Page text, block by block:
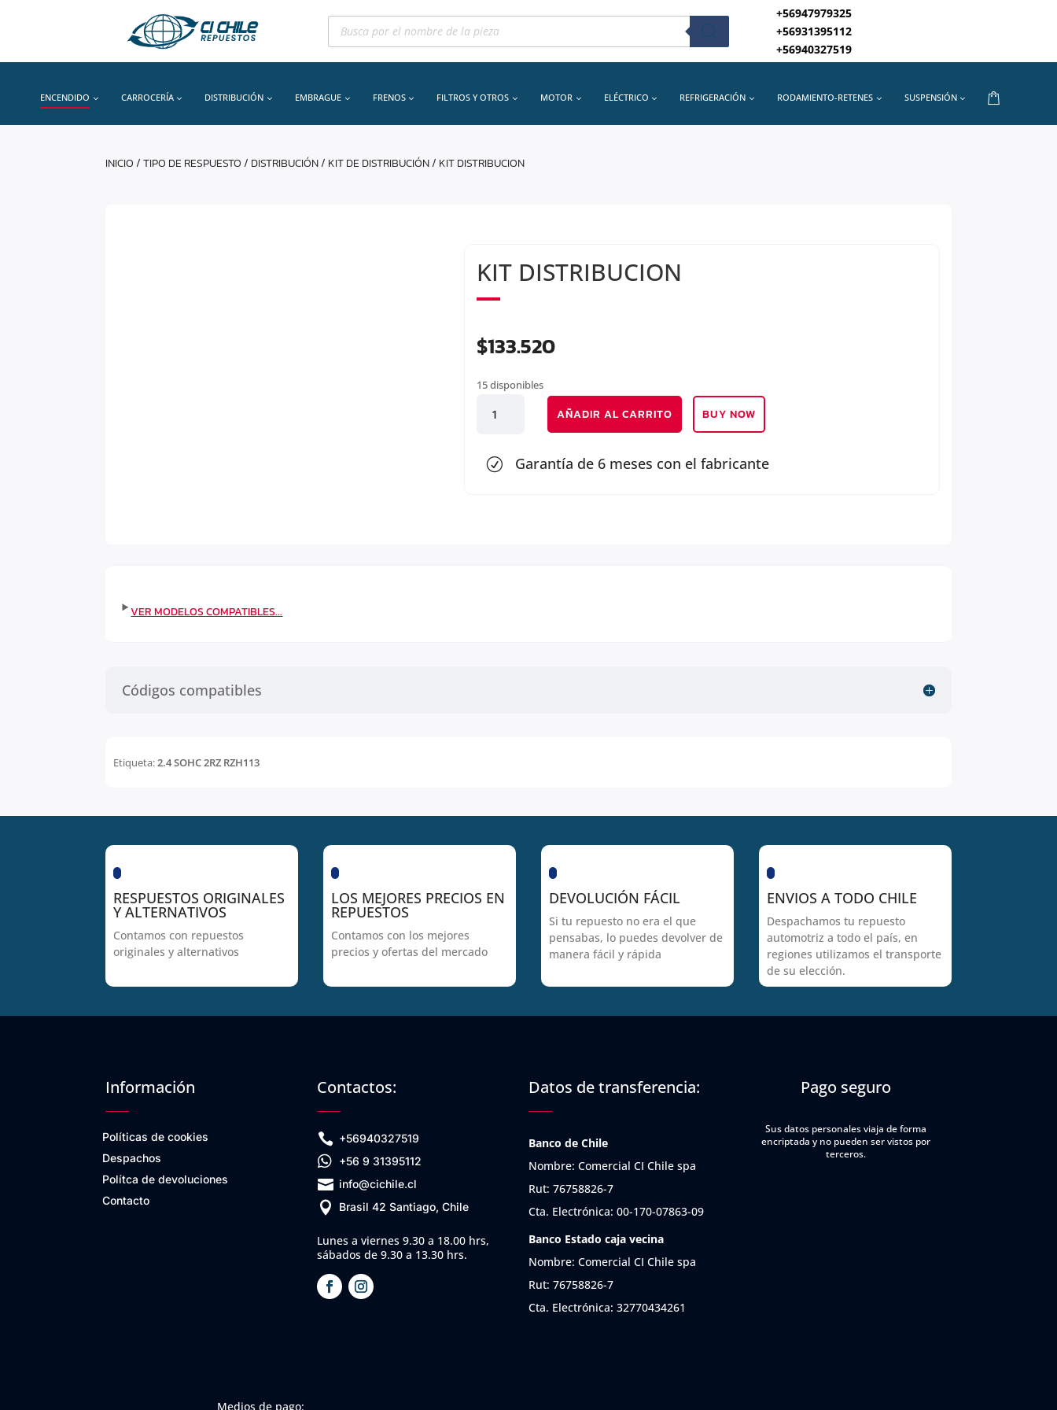
Búsqueda
productos
+56947979325
+56931395112
+56940327519
ENCENDIDO CARROCERÍA DISTRIBUCIÓN EMBRAGUE FRENOS FILTROS Y OTROS MOTOR ELÉCTRICO REFRIGERACIÓN RODAMIENTO-RETENES SUSPENSIÓN
INICIO/TIPO DE RESPUESTO/ DISTRIBUCIÓN/ KIT DE DISTRIBUCIÓN/ KIT DISTRIBUCION
KIT DISTRIBUCION
$133.520
15 disponibles
DISTRIBUCION
AÑADIR AL CARRITO BUY NOW
R Garantía de 6 meses con el fabricante
Códigos compatibles
Etiqueta: 2.4 SOHC 2RZ RZH113
RESPUESTOS ORIGINALES
Y ALTERNATIVOS
Contamos con repuestos
originales y alternativos
LOS MEJORES PRECIOS EN
REPUESTOS
Contamos con los mejores
precios y ofertas del mercado
DEVOLUCIÓN FÁCIL
Si tu repuesto no era el que
pensabas, lo puedes devolver de
manera fácil y rápida
ENVIOS A TODO CHILE
Despachamos tu repuesto
automotriz a todo el país, en
regiones utilizamos el transporte
de su elección.
Información
Políticas de cookies
Despachos
Polítca de devoluciones
Contacto
Contactos:
 +56940327519
 +56 9 31395112
 info@cichile.cl
 Brasil 42 Santiago, Chile
Lunes a viernes 9.30 a 18.00 hrs,
sábados de 9.30 a 13.30 hrs.
Datos de transferencia:
Banco de Chile
Nombre: Comercial CI Chile spa
Rut: 76758826-7
Cta. Electrónica: 00-170-07863-09
Banco Estado caja vecina
Nombre: Comercial CI Chile spa
Rut: 76758826-7
Cta. Electrónica: 32770434261
Pago seguro
Sus datos personales viaja de forma
encriptada y no pueden ser vistos por
terceros.
Medios de pago: